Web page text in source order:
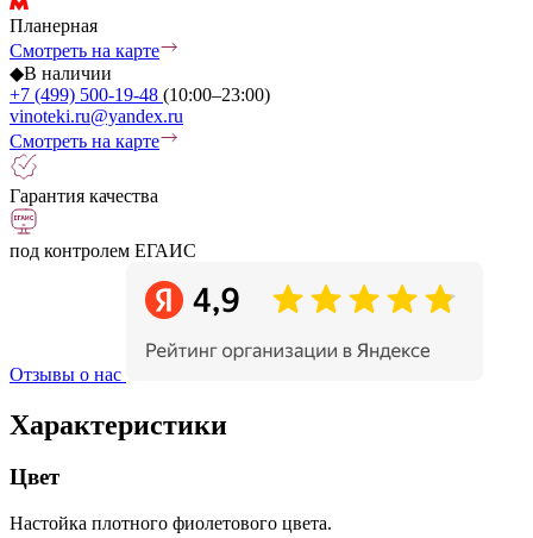
Планерная
Смотреть на карте
◆В наличии
+7 (499) 500-19-48 (10:00–23:00)
vinoteki.ru@yandex.ru
Смотреть на карте
Гарантия качества
под контролем ЕГАИС
Отзывы о нас
Характеристики
Цвет
Настойка плотного фиолетового цвета.